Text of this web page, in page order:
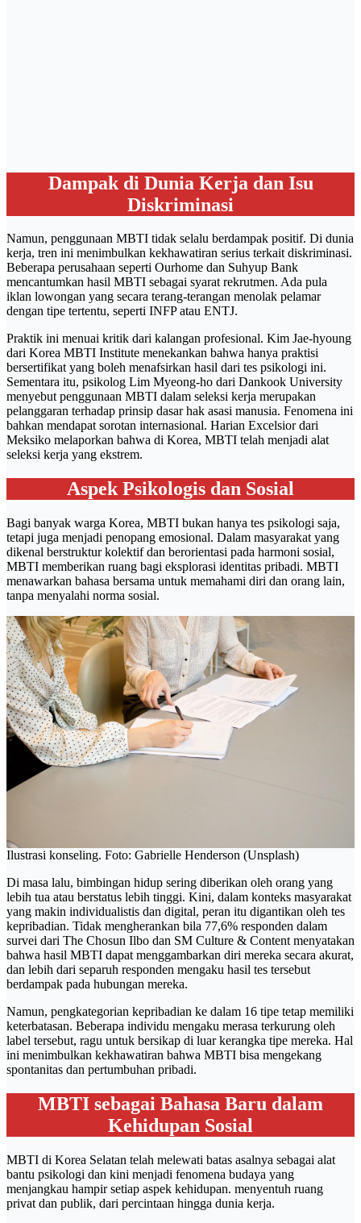
Dampak di Dunia Kerja dan Isu
Diskriminasi
Namun, penggunaan MBTI tidak selalu berdampak positif. Di dunia
kerja, tren ini menimbulkan kekhawatiran serius terkait diskriminasi.
Beberapa perusahaan seperti Ourhome dan Suhyup Bank
mencantumkan hasil MBTI sebagai syarat rekrutmen. Ada pula
iklan lowongan yang secara terang-terangan menolak pelamar
dengan tipe tertentu, seperti INFP atau ENTJ.
Praktik ini menuai kritik dari kalangan profesional. Kim Jae-hyoung
dari Korea MBTI Institute menekankan bahwa hanya praktisi
bersertifikat yang boleh menafsirkan hasil dari tes psikologi ini.
Sementara itu, psikolog Lim Myeong-ho dari Dankook University
menyebut penggunaan MBTI dalam seleksi kerja merupakan
pelanggaran terhadap prinsip dasar hak asasi manusia. Fenomena ini
bahkan mendapat sorotan internasional. Harian Excelsior dari
Meksiko melaporkan bahwa di Korea, MBTI telah menjadi alat
seleksi kerja yang ekstrem.
Aspek Psikologis dan Sosial
Bagi banyak warga Korea, MBTI bukan hanya tes psikologi saja,
tetapi juga menjadi penopang emosional. Dalam masyarakat yang
dikenal berstruktur kolektif dan berorientasi pada harmoni sosial,
MBTI memberikan ruang bagi eksplorasi identitas pribadi. MBTI
menawarkan bahasa bersama untuk memahami diri dan orang lain,
tanpa menyalahi norma sosial.
Ilustrasi konseling. Foto: Gabrielle Henderson (Unsplash)
Di masa lalu, bimbingan hidup sering diberikan oleh orang yang
lebih tua atau berstatus lebih tinggi. Kini, dalam konteks masyarakat
yang makin individualistis dan digital, peran itu digantikan oleh tes
kepribadian. Tidak mengherankan bila 77,6% responden dalam
survei dari The Chosun Ilbo dan SM Culture & Content menyatakan
bahwa hasil MBTI dapat menggambarkan diri mereka secara akurat,
dan lebih dari separuh responden mengaku hasil tes tersebut
berdampak pada hubungan mereka.
Namun, pengkategorian kepribadian ke dalam 16 tipe tetap memiliki
keterbatasan. Beberapa individu mengaku merasa terkurung oleh
label tersebut, ragu untuk bersikap di luar kerangka tipe mereka. Hal
ini menimbulkan kekhawatiran bahwa MBTI bisa mengekang
spontanitas dan pertumbuhan pribadi.
MBTI sebagai Bahasa Baru dalam
Kehidupan Sosial
MBTI di Korea Selatan telah melewati batas asalnya sebagai alat
bantu psikologi dan kini menjadi fenomena budaya yang
menjangkau hampir setiap aspek kehidupan. menyentuh ruang
privat dan publik, dari percintaan hingga dunia kerja.